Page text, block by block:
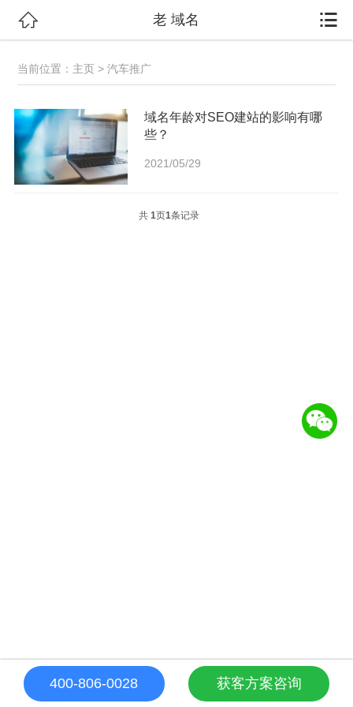
 老 域名 
当前位置： 主页 > 汽车推广
域名年龄对SEO建站的影响有哪
些？
2021/05/29
共 1页1条记录
400-806-0028 获客方案咨询